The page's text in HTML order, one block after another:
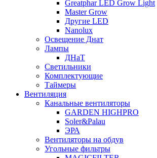
Greatphar LED Grow Light
Master Grow
Другие LED
Nanolux
Освещение Днат
Лампы
ДНаТ
Светильники
Комплектующие
Таймеры
Вентиляция
Канальные вентиляторы
GARDEN HIGHPRO
Soler&Palau
ЭРА
Вентиляторы на обдув
Угольные фильтры